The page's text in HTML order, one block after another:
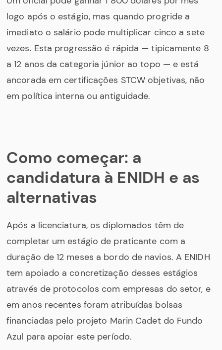
logo após o estágio, mas quando progride a
imediato o salário pode multiplicar cinco a sete
vezes. Esta progressão é rápida — tipicamente 8
a 12 anos da categoria júnior ao topo — e está
ancorada em certificações STCW objetivas, não
em política interna ou antiguidade.
Como começar: a
candidatura à ENIDH e as
alternativas
Após a licenciatura, os diplomados têm de
completar um estágio de praticante com a
duração de 12 meses a bordo de navios. A ENIDH
tem apoiado a concretização desses estágios
através de protocolos com empresas do setor, e
em anos recentes foram atribuídas bolsas
financiadas pelo projeto Marin Cadet do Fundo
Azul para apoiar este período.